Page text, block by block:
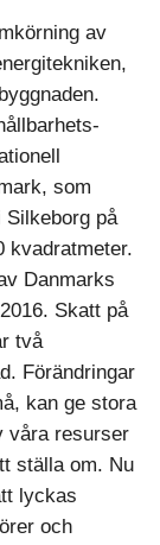
av
som
Silkeborg på
kvadratmeter.
Danmarks
Skatt på
två
Förändringar
kan ge stora
våra resurser
ställa om. Nu
lyckas
och